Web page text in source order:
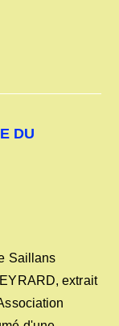
DU
Saillans
extrait